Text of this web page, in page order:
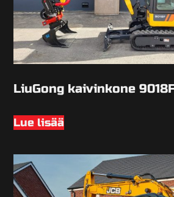
LiuGong kaivinkone
Lue lisää